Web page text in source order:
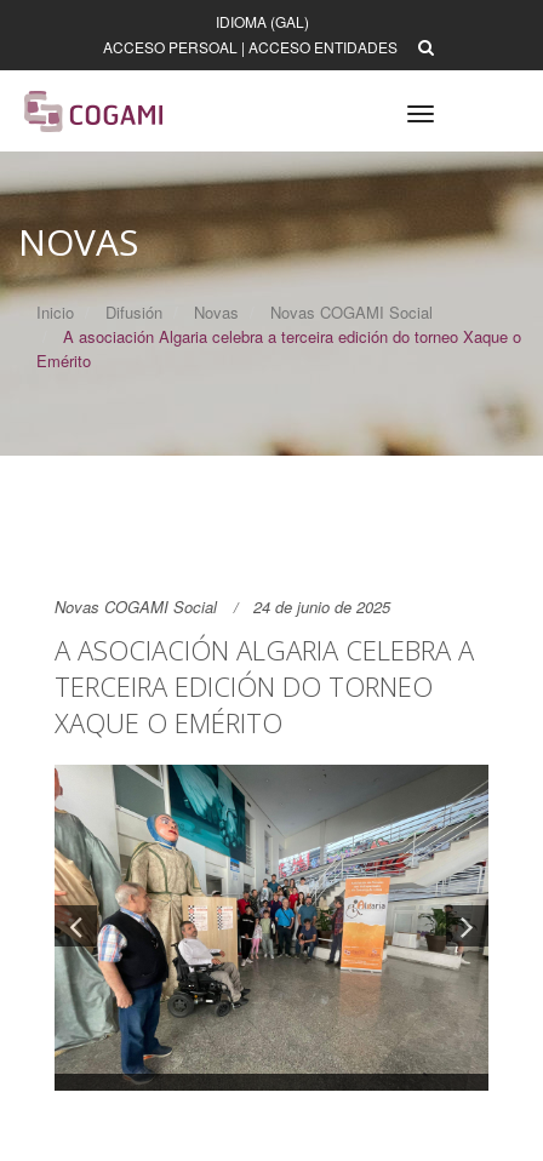
IDIOMA (GAL)
ACCESO PERSOAL | ACCESO ENTIDADES
Toggle
navigation
NOVAS
Inicio Difusión Novas
Novas COGAMI Social
A asociación Algaria celebra a terceira edición do torneo Xaque o
Emérito
Novas COGAMI Social 24 de junio de 2025
A ASOCIACIÓN ALGARIA CELEBRA A
TERCEIRA EDICIÓN DO TORNEO
XAQUE O EMÉRITO